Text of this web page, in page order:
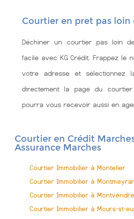
Courtier en pret pas loin
Déchiner un courtier pas loin
facile avec KG Crédit. Frappez le
votre adresse et sélectionnez
directement la page du
pourra vous recevoir aussi en
Courtier en Crédit
Assurance Marches
Courtier Immobilier à Montelier
Courtier Immobilier à
Courtier Immobilier à Montvendre
Courtier Immobilier à Mours-st-